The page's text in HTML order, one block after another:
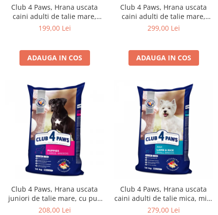
Club 4 Paws, Hrana uscata
caini adulti de talie mare,
14kg
199,00 Lei
ADAUGA IN COS
Club 4 Paws, Hrana uscata
caini adulti de talie mare,
20kg
299,00 Lei
ADAUGA IN COS
Club 4 Paws, Hrana uscata
juniori de talie mare, cu pui,
14kg
208,00 Lei
Club 4 Paws, Hrana uscata
caini adulti de talie mica, miel
si orez, 14kg
279,00 Lei